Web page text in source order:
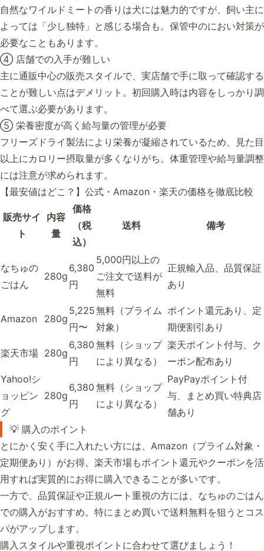
自然なワイルドミートの香りは犬には魅力的ですが、飼い主に
よっては「少し独特」と感じる場合も。保管中のにおい対策が
必要なこともあります。
④ 店舗での入手が難しい
主に通販中心の販売スタイルで、実店舗で手に取って確認する
ことが難しい点はデメリット。初回購入時は内容をしっかり調
べて選ぶ必要があります。
⑤ 栄養密度が高く給与量の管理が必要
フリーズドライ製法により栄養が凝縮されているため、見た目
以上にカロリー摂取量が多くなりがち。体重管理や給与量調整
には注意が求められます。
【最安値はどこ？】公式・Amazon・楽天の価格を徹底比較
販売サイ
ト
内容
量
価格
（税
込）
送料 備考
なちゅの
ごはん
280g
6,380
円
5,000円以上の
ご注文で送料が
無料
正規輸入品、品質保証
あり
Amazon 280g
5,225
円〜
無料（プライム
対象）
ポイント還元あり、定
期便割引あり
楽天市場 280g
6,380
円
無料（ショップ
により異なる）
楽天ポイント付与、ク
ーポン配布あり
Yahoo!シ
ョッピン
グ
280g
6,380
円
無料（ショップ
により異なる）
PayPayポイント付
与、まとめ買い特典店
舗あり
💡 購入のポイント
とにかく安く手に入れたい方には、Amazon（プライム対象・
定期便あり）がお得。楽天市場もポイント還元やクーポンを活
用すれば実質的にお得に購入できることが多いです。
一方で、品質保証や正規ルート重視の方には、なちゅのごはん
での購入がおすすめ。特にまとめ買いで送料無料を狙うとコス
パがアップします。
購入スタイルや重視ポイントに合わせて選びましょう！